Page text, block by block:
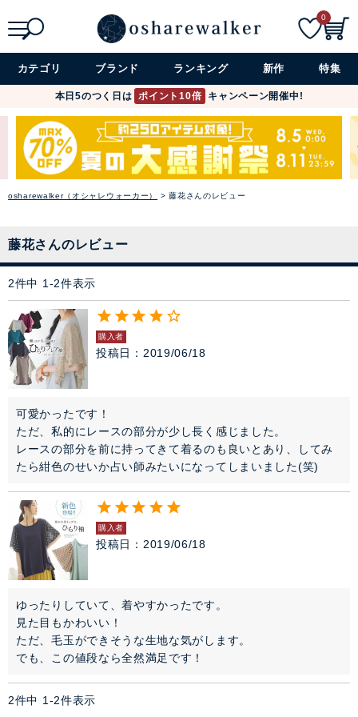
詳細検索+
0
カテゴリ ブランド ランキング 新作 特集
本日5のつく日は ポイント10倍 キャンペーン開催中!
スカート
ぺチコート
アウター
アクセサリー
ファッション雑貨
アイテム特集
雑誌掲載アイテム
osharewalker（オシャレウォーカー） 藤花さんのレビュー
藤花さんのレビュー
2件中 1 -2件表示
購入者
投稿日 2019/06/18
可愛かったです！
ただ、私的にレースの部分が少し長く感じました。
レースの部分を前に持ってきて着るのも良いとあり、してみ
たら紺色のせいか占い師みたいになってしまいました(笑)
購入者
投稿日 2019/06/18
ゆったりしていて、着やすかったです。
見た目もかわいい！
ただ、毛玉ができそうな生地な気がします。
でも、この値段なら全然満足です！
2件中 1 -2件表示